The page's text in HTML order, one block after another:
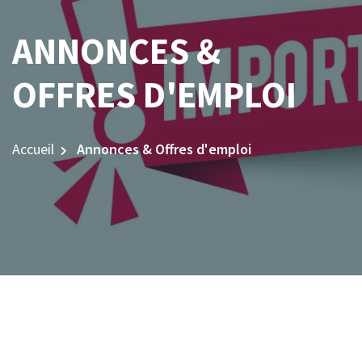
ANNONCES &
OFFRES D'EMPLOI
Accueil Annonces & Offres d'emploi